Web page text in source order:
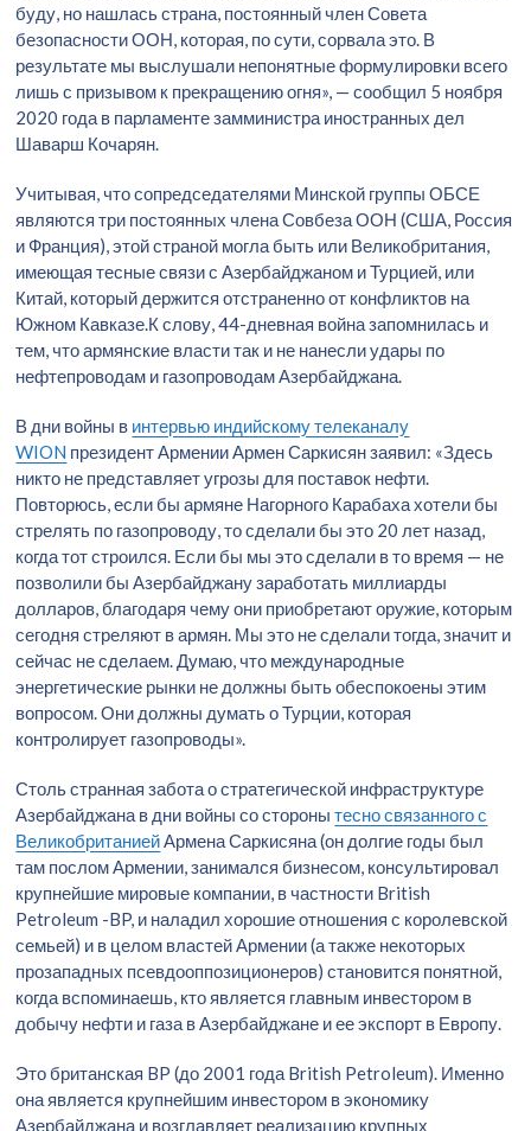
буду, но нашлась страна, постоянный член Совета
безопасности ООН, которая, по сути, сорвала это. В
результате мы выслушали непонятные формулировки всего
лишь с призывом к прекращению огня», — сообщил 5 ноября
2020 года в парламенте замминистра иностранных дел
Шаварш Кочарян.
Учитывая, что сопредседателями Минской группы ОБСЕ
являются три постоянных члена Совбеза ООН (США, Россия
и Франция), этой страной могла быть или Великобритания,
имеющая тесные связи с Азербайджаном и Турцией, или
Китай, который держится отстраненно от конфликтов на
Южном Кавказе.К слову, 44-дневная война запомнилась и
тем, что армянские власти так и не нанесли удары по
нефтепроводам и газопроводам Азербайджана.
В дни войны в интервью индийскому телеканалу
WION президент Армении Армен Саркисян заявил: «Здесь
никто не представляет угрозы для поставок нефти.
Повторюсь, если бы армяне Нагорного Карабаха хотели бы
стрелять по газопроводу, то сделали бы это 20 лет назад,
когда тот строился. Если бы мы это сделали в то время — не
позволили бы Азербайджану заработать миллиарды
долларов, благодаря чему они приобретают оружие, которым
сегодня стреляют в армян. Мы это не сделали тогда, значит и
сейчас не сделаем. Думаю, что международные
энергетические рынки не должны быть обеспокоены этим
вопросом. Они должны думать о Турции, которая
контролирует газопроводы».
Столь странная забота о стратегической инфраструктуре
Азербайджана в дни войны со сторонытесно связанного с
ВеликобританиейАрмена Саркисяна (он долгие годы был
там послом Армении, занимался бизнесом, консультировал
крупнейшие мировые компании, в частности British
Petroleum -BP, и наладил хорошие отношения с королевской
семьей) и в целом властей Армении (а также некоторых
прозападных псевдооппозиционеров) становится понятной,
когда вспоминаешь, кто является главным инвестором в
добычу нефти и газа в Азербайджане и ее экспорт в Европу.
Это британская BP (до 2001 года British Petroleum). Именно
она является крупнейшим инвестором в экономику
Азербайджана и возглавляет реализацию крупных